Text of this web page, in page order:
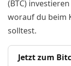
(BTC)
worauf du beim
solltest.
Jetzt zum